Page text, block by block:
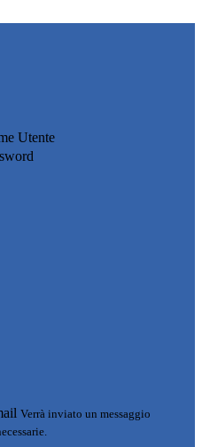
Utente
Verrà inviato un messaggio